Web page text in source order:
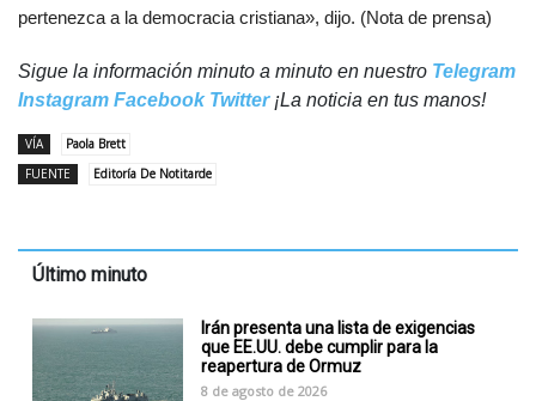
pertenezca a la democracia cristiana», dijo. (Nota de prensa)
Sigue la información minuto a minuto en nuestro Telegram
Instagram Facebook Twitter¡La noticia en tus manos!
VÍA
Paola Brett
FUENTE
Editoría De Notitarde
Último minuto
Irán presenta una lista de exigencias
que EE.UU. debe cumplir para la
reapertura de Ormuz
8 de agosto de 2026